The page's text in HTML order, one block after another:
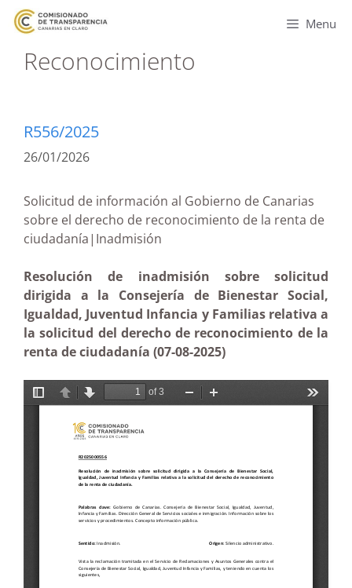
Menu
Reconocimiento
R556/2025
26/01/2026
Solicitud de información al Gobierno de Canarias
sobre el derecho de reconocimiento de la renta de
ciudadanía|Inadmisión
Resolución de inadmisión sobre solicitud
dirigida a la Consejería de Bienestar Social,
Igualdad, Juventud Infancia y Familias relativa a
la solicitud del derecho de reconocimiento de la
renta de ciudadanía (07-08-2025)